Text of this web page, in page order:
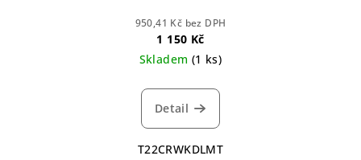
950,41 Kč bez DPH
1 150 Kč
Skladem (1 ks)
Detail
T22CRWKDLMT